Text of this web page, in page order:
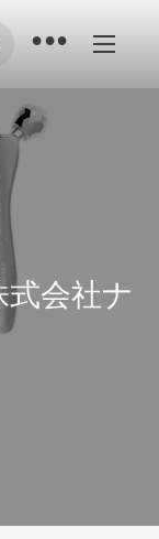
•
会社ナ